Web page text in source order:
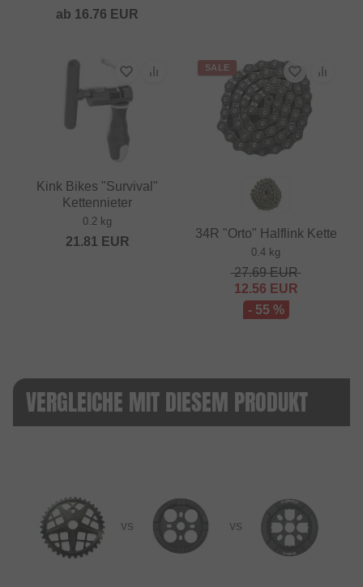
ab 16.76 EUR
Kink Bikes "Survival"
Kettennieter
0.2 kg
21.81 EUR
SALE
34R "Orto" Halflink Kette
0.4 kg
27.69EUR
12.56 EUR
- 55 %
VERGLEICHE MIT DIESEM PRODUKT
VS VS